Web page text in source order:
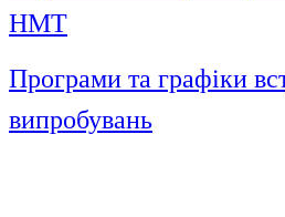
НМТ
Програми та графіки
випробувань